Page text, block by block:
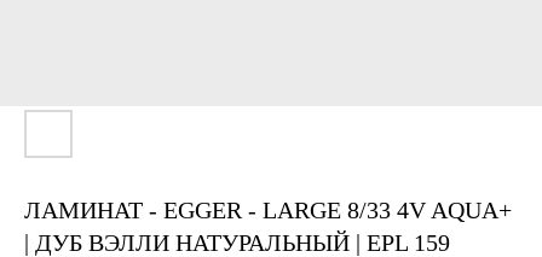
ЛАМИНАТ - EGGER - LARGE 8/33 4V AQUA+
| ДУБ ВЭЛЛИ НАТУРАЛЬНЫЙ | EPL 159